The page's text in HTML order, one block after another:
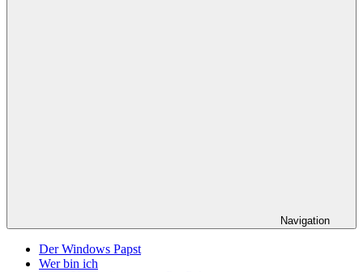
Navigation
Der Windows Papst
Wer bin ich